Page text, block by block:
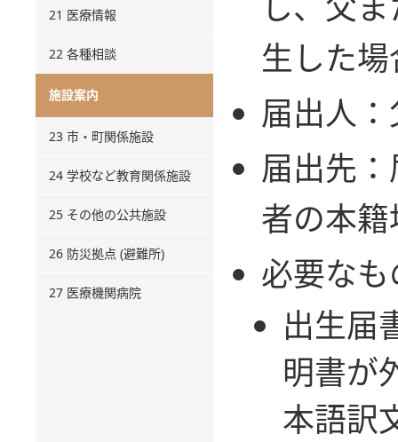
21 医療情報
22 各種相談
施設案内
23 市・町関係施設
24 学校など教育関係施設
25 その他の公共施設
26 防災拠点 (避難所)
27 医療機関病院
生した
届出人
届出先
者の本
必要なも
出生届
明書が
本語訳